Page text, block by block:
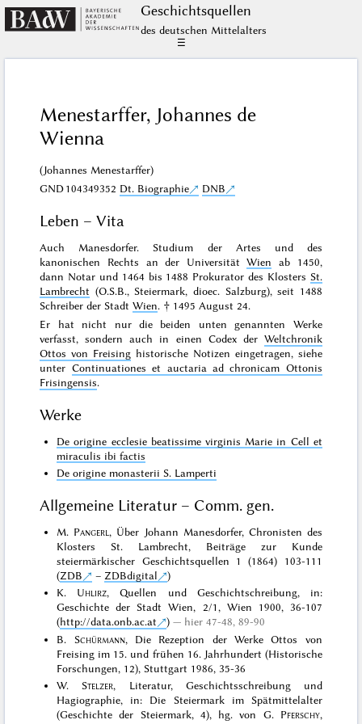
Geschichts­quellen
des deutschen Mittelalters
☰
Menestarffer, Johannes de
Wienna
(Johannes Menestarffer)
GND104349352 Dt. Biographie DNB
Leben – Vita
Auch Manesdorfer. Studium der Artes und des
kanonischen Rechts an der UniversitätWien ab 1450,
dann Notar und 1464 bis 1488 Prokurator des Klosters St.
Lambrecht (O.S.B., Steiermark, dioec. Salzburg), seit 1488
Schreiber der StadtWien. † 1495 August 24.
Er hat nicht nur die beiden unten genannten Werke
verfasst, sondern auch in einen Codex der Weltchronik
Ottos von Freising historische Notizen eingetragen, siehe
unter Continuationes et auctaria ad chronicam Ottonis
Frisingensis.
Werke
De origine ecclesie beatissime virginis Marie in Cell et
miraculis ibi factis
De origine monasterii S. Lamperti
Allgemeine Literatur – Comm. gen.
M. Pangerl , Über Johann Manesdorfer, Chronisten des
Klosters St. Lambrecht, Beiträge zur Kunde
steiermärkischer Geschichtsquellen 1 (1864) 103-111
(ZDB – ZDBdigital
)
K. Uhlirz, Quellen und Geschichtschreibung, in:
Geschichte der Stadt Wien, 2/1, Wien 1900, 36-107
(http://data.onb.ac.at )
hier 47-48, 89-90
B. Schürmann, Die Rezeption der Werke Ottos von
Freising im 15. und frühen 16. Jahrhundert (Historische
Forschungen, 12), Stuttgart 1986, 35-36
W. Stelzer, Literatur, Geschichtsschreibung und
Hagiographie, in: Die Steiermark im Spätmittelalter
(Geschichte der Steiermark, 4), hg. von G. Pferschy,